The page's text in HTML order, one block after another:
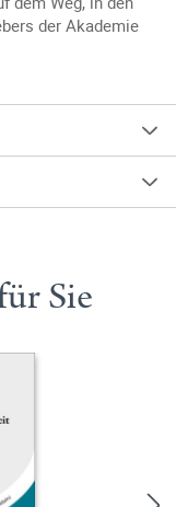
der Akademie
Sie